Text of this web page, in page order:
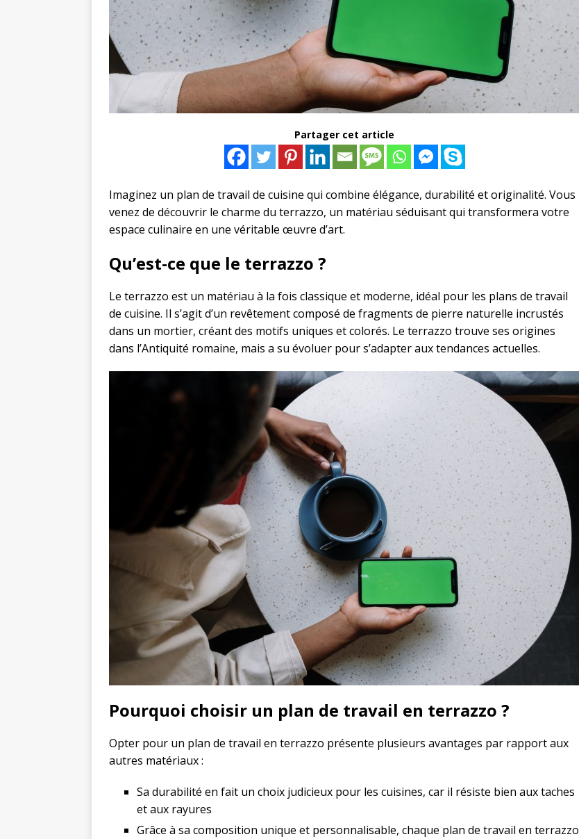
Partager cet article
Imaginez un plan de travail de cuisine qui combine élégance, durabilité et originalité. Vous
venez de découvrir le charme du terrazzo, un matériau séduisant qui transformera votre
espace culinaire en une véritable œuvre d’art.
Qu’est-ce que le terrazzo ?
Le terrazzo est un matériau à la fois classique et moderne, idéal pour les plans de travail
de cuisine. Il s’agit d’un revêtement composé de fragments de pierre naturelle incrustés
dans un mortier, créant des motifs uniques et colorés. Le terrazzo trouve ses origines
dans l’Antiquité romaine, mais a su évoluer pour s’adapter aux tendances actuelles.
Pourquoi choisir un plan de travail en terrazzo ?
Opter pour un plan de travail en terrazzo présente plusieurs avantages par rapport aux
autres matériaux :
Sa durabilité en fait un choix judicieux pour les cuisines, car il résiste bien aux taches
et aux rayures
Grâce à sa composition unique et personnalisable, chaque plan de travail en terrazzo